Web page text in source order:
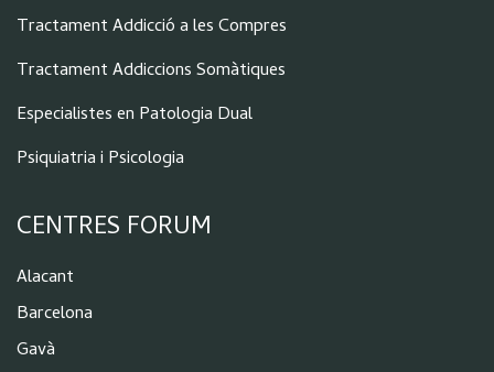
Tractament Addicció a les Compres
Tractament Addiccions Somàtiques
Especialistes en Patologia Dual
Psiquiatria i Psicologia
CENTRES FORUM
Alacant
Barcelona
Gavà